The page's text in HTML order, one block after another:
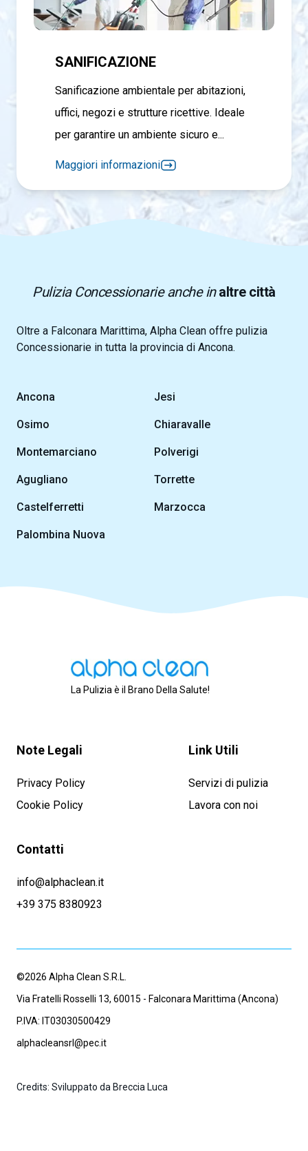
SANIFICAZIONE
Sanificazione ambientale per abitazioni,
uffici, negozi e strutture ricettive. Ideale
per garantire un ambiente sicuro e...
Maggiori informazioni
Pulizia Concessionarie anche inaltre città
Oltre a Falconara Marittima, Alpha Clean offre pulizia
Concessionarie in tutta la provincia di Ancona.
Ancona Jesi
Osimo Chiaravalle
Montemarciano Polverigi
Agugliano Torrette
Castelferretti Marzocca
Palombina Nuova
La Pulizia è il Brano Della Salute!
Note Legali
Privacy Policy
Cookie Policy
Link Utili
Servizi di pulizia
Lavora con noi
Contatti
info@alphaclean.it
+39 375 8380923
©2026 Alpha Clean S.R.L.
Via Fratelli Rosselli 13, 60015 - Falconara Marittima (Ancona)
P.IVA: IT03030500429
alphacleansrl@pec.it
Credits: Sviluppato da Breccia Luca